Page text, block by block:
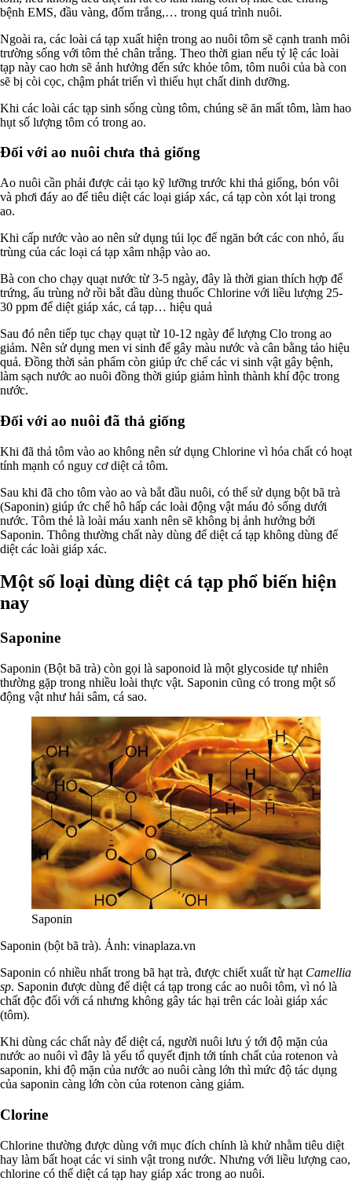
bệnh EMS, đầu vàng, đốm trắng,… trong quá trình nuôi.
Ngoài ra, các loài cá tạp xuất hiện trong ao nuôi tôm sẽ cạnh tranh môi
trường sống với tôm thẻ chân trắng. Theo thời gian nếu tỷ lệ các loài
tạp này cao hơn sẽ ảnh hưởng đến sức khỏe tôm, tôm nuôi của bà con
sẽ bị còi cọc, chậm phát triển vì thiếu hụt chất dinh dưỡng.
Khi các loài các tạp sinh sống cùng tôm, chúng sẽ ăn mất tôm, làm hao
hụt số lượng tôm có trong ao.
Đối với ao nuôi chưa thả giống
Ao nuôi cần phải được cải tạo kỹ lưỡng trước khi thả giống, bón vôi
và phơi đáy ao để tiêu diệt các loại giáp xác, cá tạp còn xót lại trong
ao.
Khi cấp nước vào ao nên sử dụng túi lọc để ngăn bớt các con nhỏ, ấu
trùng của các loại cá tạp xâm nhập vào ao.
Bà con cho chạy quạt nước từ 3-5 ngày, đây là thời gian thích hợp để
trứng, ấu trùng nở rồi bắt đầu dùng thuốc Chlorine với liều lượng 25-
30 ppm để diệt giáp xác, cá tạp… hiệu quả
Sau đó nên tiếp tục chạy quạt từ 10-12 ngày để lượng Clo trong ao
giảm. Nên sử dụng men vi sinh để gây màu nước và cân bằng tảo hiệu
quả. Đồng thời sản phẩm còn giúp ức chế các vi sinh vật gây bệnh,
làm sạch nước ao nuôi đồng thời giúp giảm hình thành khí độc trong
nước.
Đối với ao nuôi đã thả giống
Khi đã thả tôm vào ao không nên sử dụng Chlorine vì hóa chất có hoạt
tính mạnh có nguy cơ diệt cả tôm.
Sau khi đã cho tôm vào ao và bắt đầu nuôi, có thể sử dụng bột bã trà
(Saponin) giúp ức chế hô hấp các loài động vật máu đỏ sống dưới
nước. Tôm thẻ là loài máu xanh nên sẽ không bị ảnh hưởng bởi
Saponin. Thông thường chất này dùng để diệt cá tạp không dùng để
diệt các loài giáp xác.
Một số loại dùng diệt cá tạp phổ biến hiện
nay
Saponine
Saponin (Bột bã trà) còn gọi là saponoid là một glycoside tự nhiên
thường gặp trong nhiều loài thực vật. Saponin cũng có trong một số
động vật như hải sâm, cá sao.
Saponin
Saponin (bột bã trà). Ảnh: vinaplaza.vn
Saponin có nhiều nhất trong bã hạt trà, được chiết xuất từ hạt Camellia
sp. Saponin được dùng để diệt cá tạp trong các ao nuôi tôm, vì nó là
chất độc đối với cá nhưng không gây tác hại trên các loài giáp xác
(tôm).
Khi dùng các chất này để diệt cá, người nuôi lưu ý tới độ mặn của
nước ao nuôi vì đây là yếu tố quyết định tới tính chất của rotenon và
saponin, khi độ mặn của nước ao nuôi càng lớn thì mức độ tác dụng
của saponin càng lớn còn của rotenon càng giảm.
Clorine
Chlorine thường được dùng với mục đích chính là khử nhằm tiêu diệt
hay làm bất hoạt các vi sinh vật trong nước. Nhưng với liều lượng cao,
chlorine có thể diệt cá tạp hay giáp xác trong ao nuôi.